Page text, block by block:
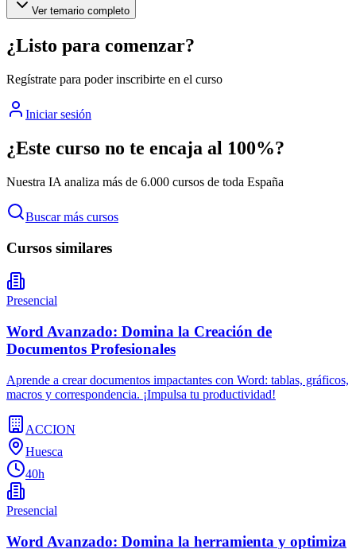
Ver temario completo
¿Listo para comenzar?
Regístrate para poder inscribirte en el curso
Iniciar sesión
¿Este curso no te encaja al 100%?
Nuestra IA analiza más de 6.000 cursos de toda España
Buscar más cursos
Cursos similares
Presencial
Word Avanzado: Domina la Creación de
Documentos Profesionales
Aprende a crear documentos impactantes con Word: tablas, gráficos,
macros y correspondencia. ¡Impulsa tu productividad!
ACCION
Huesca
40h
Presencial
Word Avanzado: Domina la herramienta y optimiza